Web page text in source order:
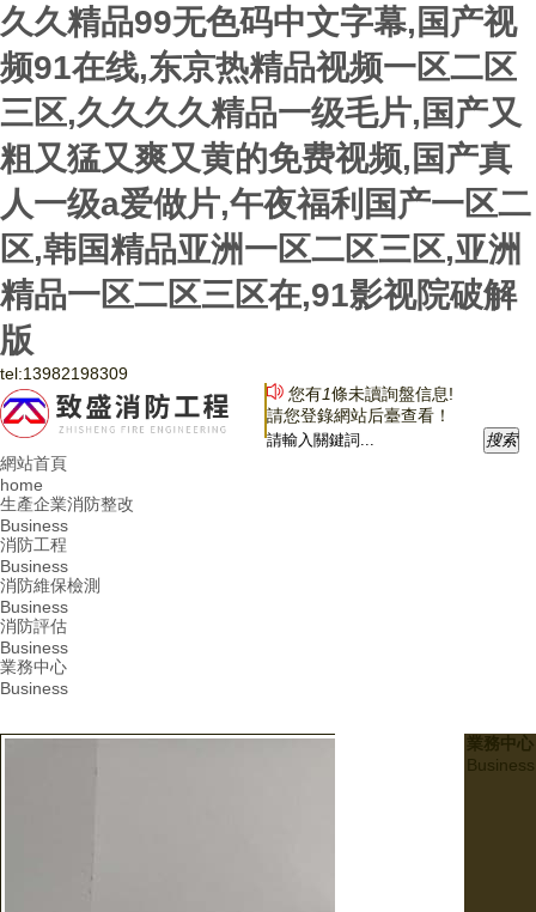
久久精品99无色码中文字幕,国产视
频91在线,东京热精品视频一区二区
三区,久久久久精品一级毛片,国产又
粗又猛又爽又黄的免费视频,国产真
人一级a爱做片,午夜福利国产一区二
区,韩国精品亚洲一区二区三区,亚洲
精品一区二区三区在,91影视院破解
版
tel:13982198309
您有1條未讀詢盤信息!
請您登錄網站后臺查看！
搜索
網站首頁
home
生產企業消防整改
Business
消防工程
Business
消防維保檢測
Business
消防評估
Business
業務中心
Business
業務中心
Business